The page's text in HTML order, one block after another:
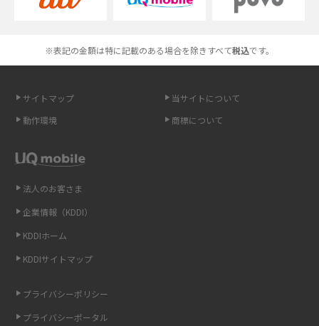
Androidスマホとは？特徴やメリット・デメリット、おススメ機種を紹介
トを解説
スマホや携帯端末の通信速度制限とは？回避のコツや解除のタイミング・
LINEの通知がこない時の原因と対処法9選！設定の確認手順も解説
スマホのウィジェットとは？iPhone・Androidの設定方法やおススメを紹
※表記の金額は特に記載のある場合を除きすべて税込です。
サイトマップ
当サイトについて
動作環境
商標について
法人のお客さま
企業情報（KDDI）
KDDIホーム
KDDIサイトマップ
プライバシーポリシー
プライバシーポータル